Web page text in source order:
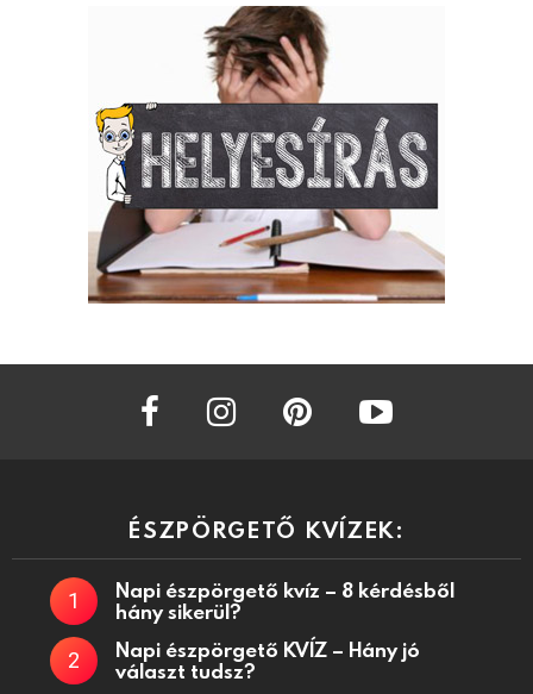
facebook instagram
ÉSZPÖRGETŐ KVÍZEK:
Napi észpörgető kvíz – 8 kérdésből
hány sikerül?
Napi észpörgető KVÍZ – Hány jó
választ tudsz?